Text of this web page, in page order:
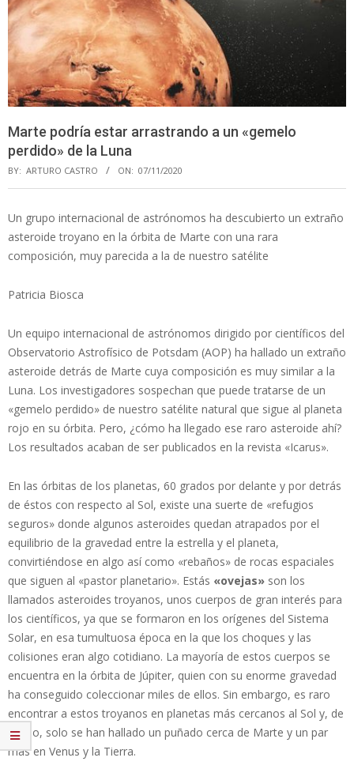
Marte podría estar arrastrando a un «gemelo
perdido» de la Luna
BY: ARTURO CASTRO ON: 07/11/2020
Un grupo internacional de astrónomos ha descubierto un extraño
asteroide troyano en la órbita de Marte con una rara
composición, muy parecida a la de nuestro satélite
Patricia Biosca
Un equipo internacional de astrónomos dirigido por científicos del
Observatorio Astrofísico de Potsdam (AOP) ha hallado un extraño
asteroide detrás de Marte cuya composición es muy similar a la
Luna. Los investigadores sospechan que puede tratarse de un
«gemelo perdido» de nuestro satélite natural que sigue al planeta
rojo en su órbita. Pero, ¿cómo ha llegado ese raro asteroide ahí?
Los resultados acaban de ser publicados en la revista «Icarus».
En las órbitas de los planetas, 60 grados por delante y por detrás
de éstos con respecto al Sol, existe una suerte de «refugios
seguros» donde algunos asteroides quedan atrapados por el
equilibrio de la gravedad entre la estrella y el planeta,
convirtiéndose en algo así como «rebaños» de rocas espaciales
que siguen al «pastor planetario». Estás «ovejas» son los
llamados asteroides troyanos, unos cuerpos de gran interés para
los científicos, ya que se formaron en los orígenes del Sistema
Solar, en esa tumultuosa época en la que los choques y las
colisiones eran algo cotidiano. La mayoría de estos cuerpos se
encuentra en la órbita de Júpiter, quien con su enorme gravedad
ha conseguido coleccionar miles de ellos. Sin embargo, es raro
encontrar a estos troyanos en planetas más cercanos al Sol y, de
hecho, solo se han hallado un puñado cerca de Marte y un par
más en Venus y la Tierra.